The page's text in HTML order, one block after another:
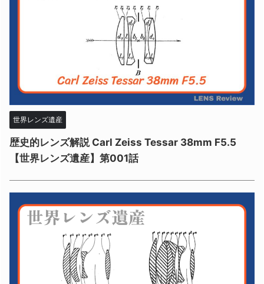
世界レンズ遺産
歴史的レンズ解説 Carl Zeiss Tessar 38mm F5.5
【世界レンズ遺産】第001話